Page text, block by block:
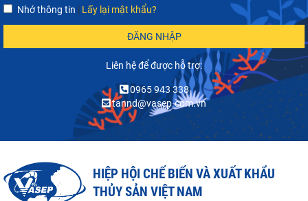
Nhớ thông tin | Lấy lại mật khẩu?
ĐĂNG NHẬP
Liên hệ để được hỗ trợ:
0965 943 338
tannd@vasep.com.vn
HIỆP HỘI CHẾ BIẾN VÀ XUẤT KHẨU
THỦY SẢN VIỆT NAM